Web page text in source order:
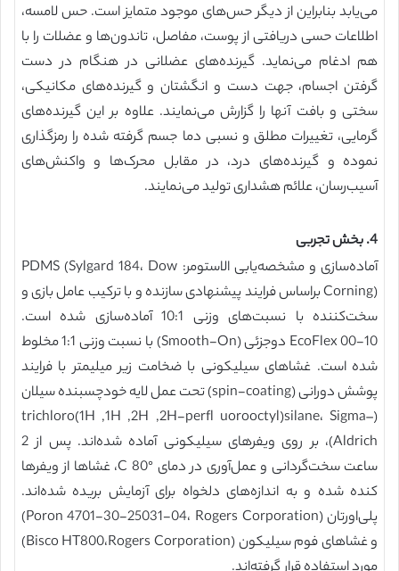
می‌یابد بنابراین از دیگر حس‌های موجود متمایز است. حس لامسه،
اطلاعات حسی دریافتی از پوست، مفاصل، تاندون‌ها و عضلات را با
هم ادغام می‌نماید. گیرنده‌های عضلانی در هنگام در دست
گرفتن اجسام، جهت دست و انگشتان و گیرنده‌های مکانیکی،
سختی و بافت آنها را گزارش می‌نمایند. علاوه بر این گیرنده‌های
گرمایی، تغییرات مطلق و نسبی دما جسم گرفته شده را رمزگذاری
نموده و گیرنده‌های درد، در مقابل محرک‌ها و واکنش‌های
آسیب‌رسان، علائم هشداری تولید می‌نمایند.
4. بخش تجربی
آماده‌سازی و مشخصه‌یابی الاستومر: PDMS (Sylgard 184، Dow
Corning) براساس فرایند پیشنهادی سازنده و با ترکیب عامل بازی و
سخت‌کننده با نسبت‌های وزنی 10:1 آماده‌سازی شده است.
EcoFlex 00-10 دوجزئی (Smooth-On) با نسبت وزنی 1:1 مخلوط
شده است. غشاهای سیلیکونی با ضخامت زیر میلیمتر با فرایند
پوشش دورانی (spin-coating) تحت عمل لایه خودچسبنده سیلان
(trichloro(1H ,1H ,2H ,2H-perfl uorooctyl)silane، Sigma–
Aldrich)، بر روی ویفرهای سیلیکونی آماده شده‌اند. پس از 2
ساعت سخت‌گردانی و عمل‌آوری در دمای °C 80، غشاها از ویفرها
کنده شده و به اندازه‌های دلخواه برای آزمایش بریده شده‌اند.
پلی‌اورتان (Poron 4701-30-25031-04، Rogers Corporation)
و غشاهای فوم سیلیکون (Bisco HT800،Rogers Corporation)